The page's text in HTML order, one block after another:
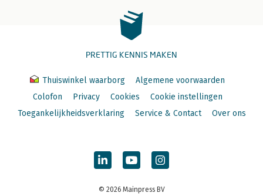
PRETTIG KENNIS MAKEN
Thuiswinkel waarborg
Algemene voorwaarden
Colofon
Privacy Cookies
Cookie instellingen
Toegankelijkheidsverklaring
Service & Contact Over ons
© 2026 Mainpress BV